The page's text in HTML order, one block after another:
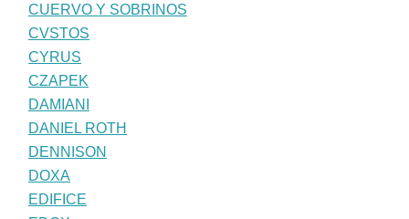
CUERVO Y SOBRINOS
CVSTOS
CYRUS
CZAPEK
DAMIANI
DANIEL ROTH
DENNISON
DOXA
EDIFICE